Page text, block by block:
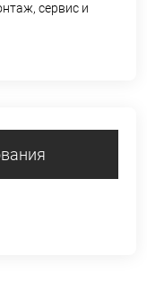
сервис и